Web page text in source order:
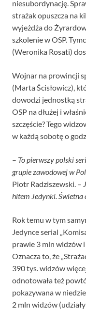
niesubordynację.
strażak opuszcza na
wyjeżdża do
szkolenie w OSP.
(Weronika Rosati)
Wojnar na prowincji
(Marta Ścisłowicz),
dowodzi jednostką
OSP na dłużej i
szczęście? Tego
w każdą sobotę o
– To pierwszy polski
grupie zawodowej w
Piotr Radziszewski. –
hitem Jedynki. Świetna
Rok temu w tym
Jedynce serial
prawie 3 mln widzów
Oznacza to, że
390 tys. widzów
odnotowała też
pokazywana w
2 mln widzów